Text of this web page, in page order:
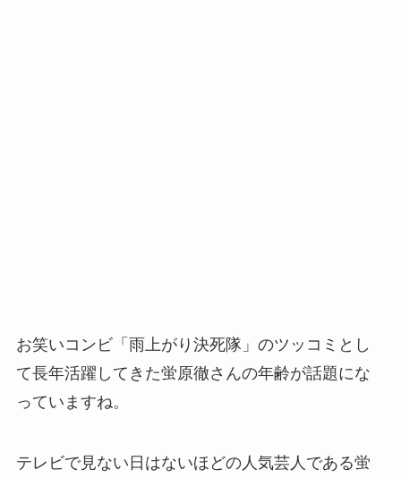
お笑いコンビ「雨上がり決死隊」のツッコミとし
て長年活躍してきた蛍原徹さんの年齢が話題にな
っていますね。
テレビで見ない日はないほどの人気芸人である蛍